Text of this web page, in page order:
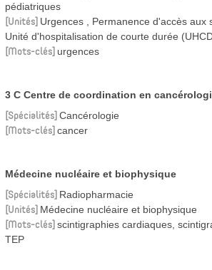
pédiatriques
Unités Urgences
Permanence d'accès aux
Unité d'hospitalisation de courte durée
Mots-clés urgences
3 C Centre de coordination en
Spécialités Cancérologie
Mots-clés cancer
Médecine nucléaire et biophysique
Spécialités Radiopharmacie
Unités Médecine nucléaire et biophysique
Mots-clés scintigraphies cardiaques,
TEP